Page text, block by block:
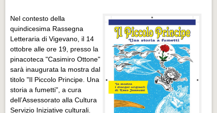
Nel contesto della
quindicesima Rassegna
Letteraria di Vigevano, il 14
ottobre alle ore 19, presso la
pinacoteca "Casimiro Ottone"
sarà inaugurata la mostra dal
titolo "Il Piccolo Principe. Una
storia a fumetti", a cura
dell’Assessorato alla Cultura
Servizio Iniziative culturali.